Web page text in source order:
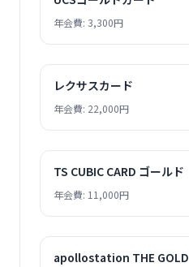
年会費: 3,300円
レクサスカード
年会費: 22,000円
TS CUBIC CARD ゴールド
年会費: 11,000円
apollostation THE GOLD